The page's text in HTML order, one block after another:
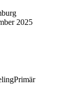
2025
Primär